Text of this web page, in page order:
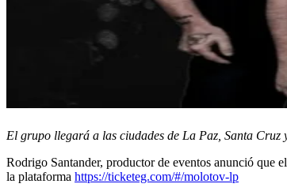
El grupo llegará a las ciudades de La Paz, Santa Cruz
Rodrigo Santander, productor de eventos anunció que
la plataforma https://ticketeg.com/#/molotov-lp